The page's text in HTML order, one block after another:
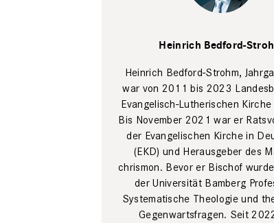
Heinrich Bedford-
Heinrich Bedford-Strohm,
war von 2011 bis 2023
Evangelisch-Lutherischen
Bis November 2021 war er
der Evangelischen Kirche in
(EKD) und Herausgeber des
chrismon. Bevor er Bischof
der Universität Bamberg
Systematische Theologie und
Gegenwartsfragen. Seit